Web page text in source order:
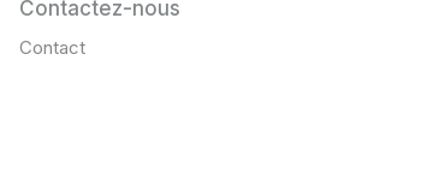
Contactez-nous
Contact